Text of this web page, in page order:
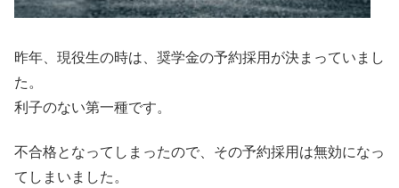
昨年、現役生の時は、奨学金の予約採用が決まっていまし
た。
利子のない第一種です。
不合格となってしまったので、その予約採用は無効になっ
てしまいました。